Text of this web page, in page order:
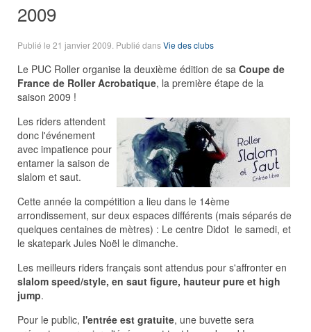
2009
Publié le 21 janvier 2009 . Publié dansVie des clubs
Le PUC Roller organise la deuxième édition de sa Coupe de
France de Roller Acrobatique, la première étape de la
saison 2009 !
Les riders attendent
donc l'événement
avec impatience pour
entamer la saison de
slalom et saut.
Cette année la compétition a lieu dans le 14ème
arrondissement, sur deux espaces différents (mais séparés de
quelques centaines de mètres) : Le centre Didot le samedi, et
le skatepark Jules Noël le dimanche.
Les meilleurs riders français sont attendus pour s'affronter en
slalom speed/style, en saut figure, hauteur pure et high
jump.
Pour le public, l'entrée est gratuite, une buvette sera